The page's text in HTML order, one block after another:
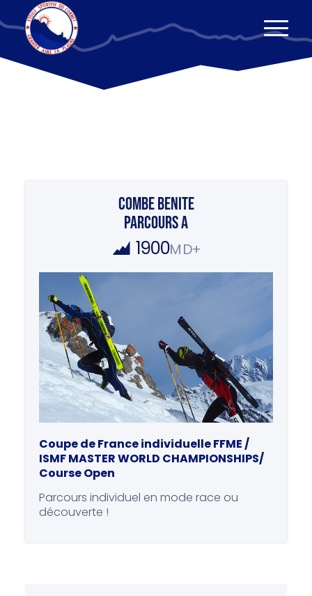
COMBE BENITE
PARCOURS A
1900M D+
Coupe de France individuelle FFME /
ISMF MASTER WORLD CHAMPIONSHIPS/
Course Open
Parcours individuel en mode race ou
découverte !